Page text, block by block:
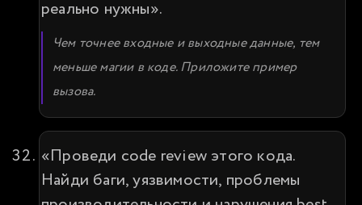
реально нужны».
Чем точнее входные и выходные данные, тем
меньше магии в коде. Приложите пример
вызова.
«Проведи code review этого кода.
Найди баги, уязвимости, проблемы